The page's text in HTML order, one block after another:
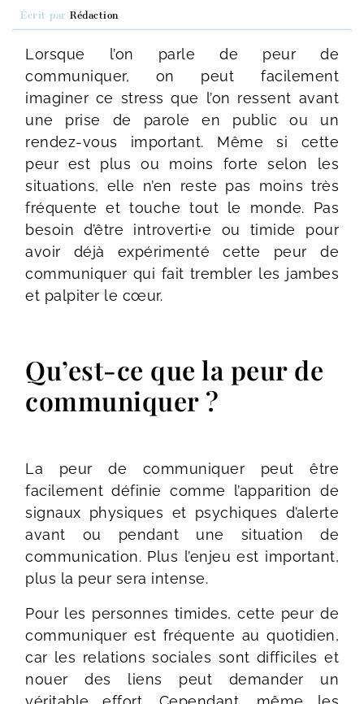
Écrit par Rédaction
Lorsque l’on parle de peur de
communiquer, on peut facilement
imaginer ce stress que l’on ressent avant
une prise de parole en public ou un
rendez-vous important. Même si cette
peur est plus ou moins forte selon les
situations, elle n’en reste pas moins très
fréquente et touche tout le monde. Pas
besoin d’être introverti·e ou timide pour
avoir déjà expérimenté cette peur de
communiquer qui fait trembler les jambes
et palpiter le cœur.
Qu’est-ce que la peur de
communiquer ?
La peur de communiquer peut être
facilement définie comme l’apparition de
signaux physiques et psychiques d’alerte
avant ou pendant une situation de
communication. Plus l’enjeu est important,
plus la peur sera intense.
Pour les personnes timides, cette peur de
communiquer est fréquente au quotidien,
car les relations sociales sont difficiles et
nouer des liens peut demander un